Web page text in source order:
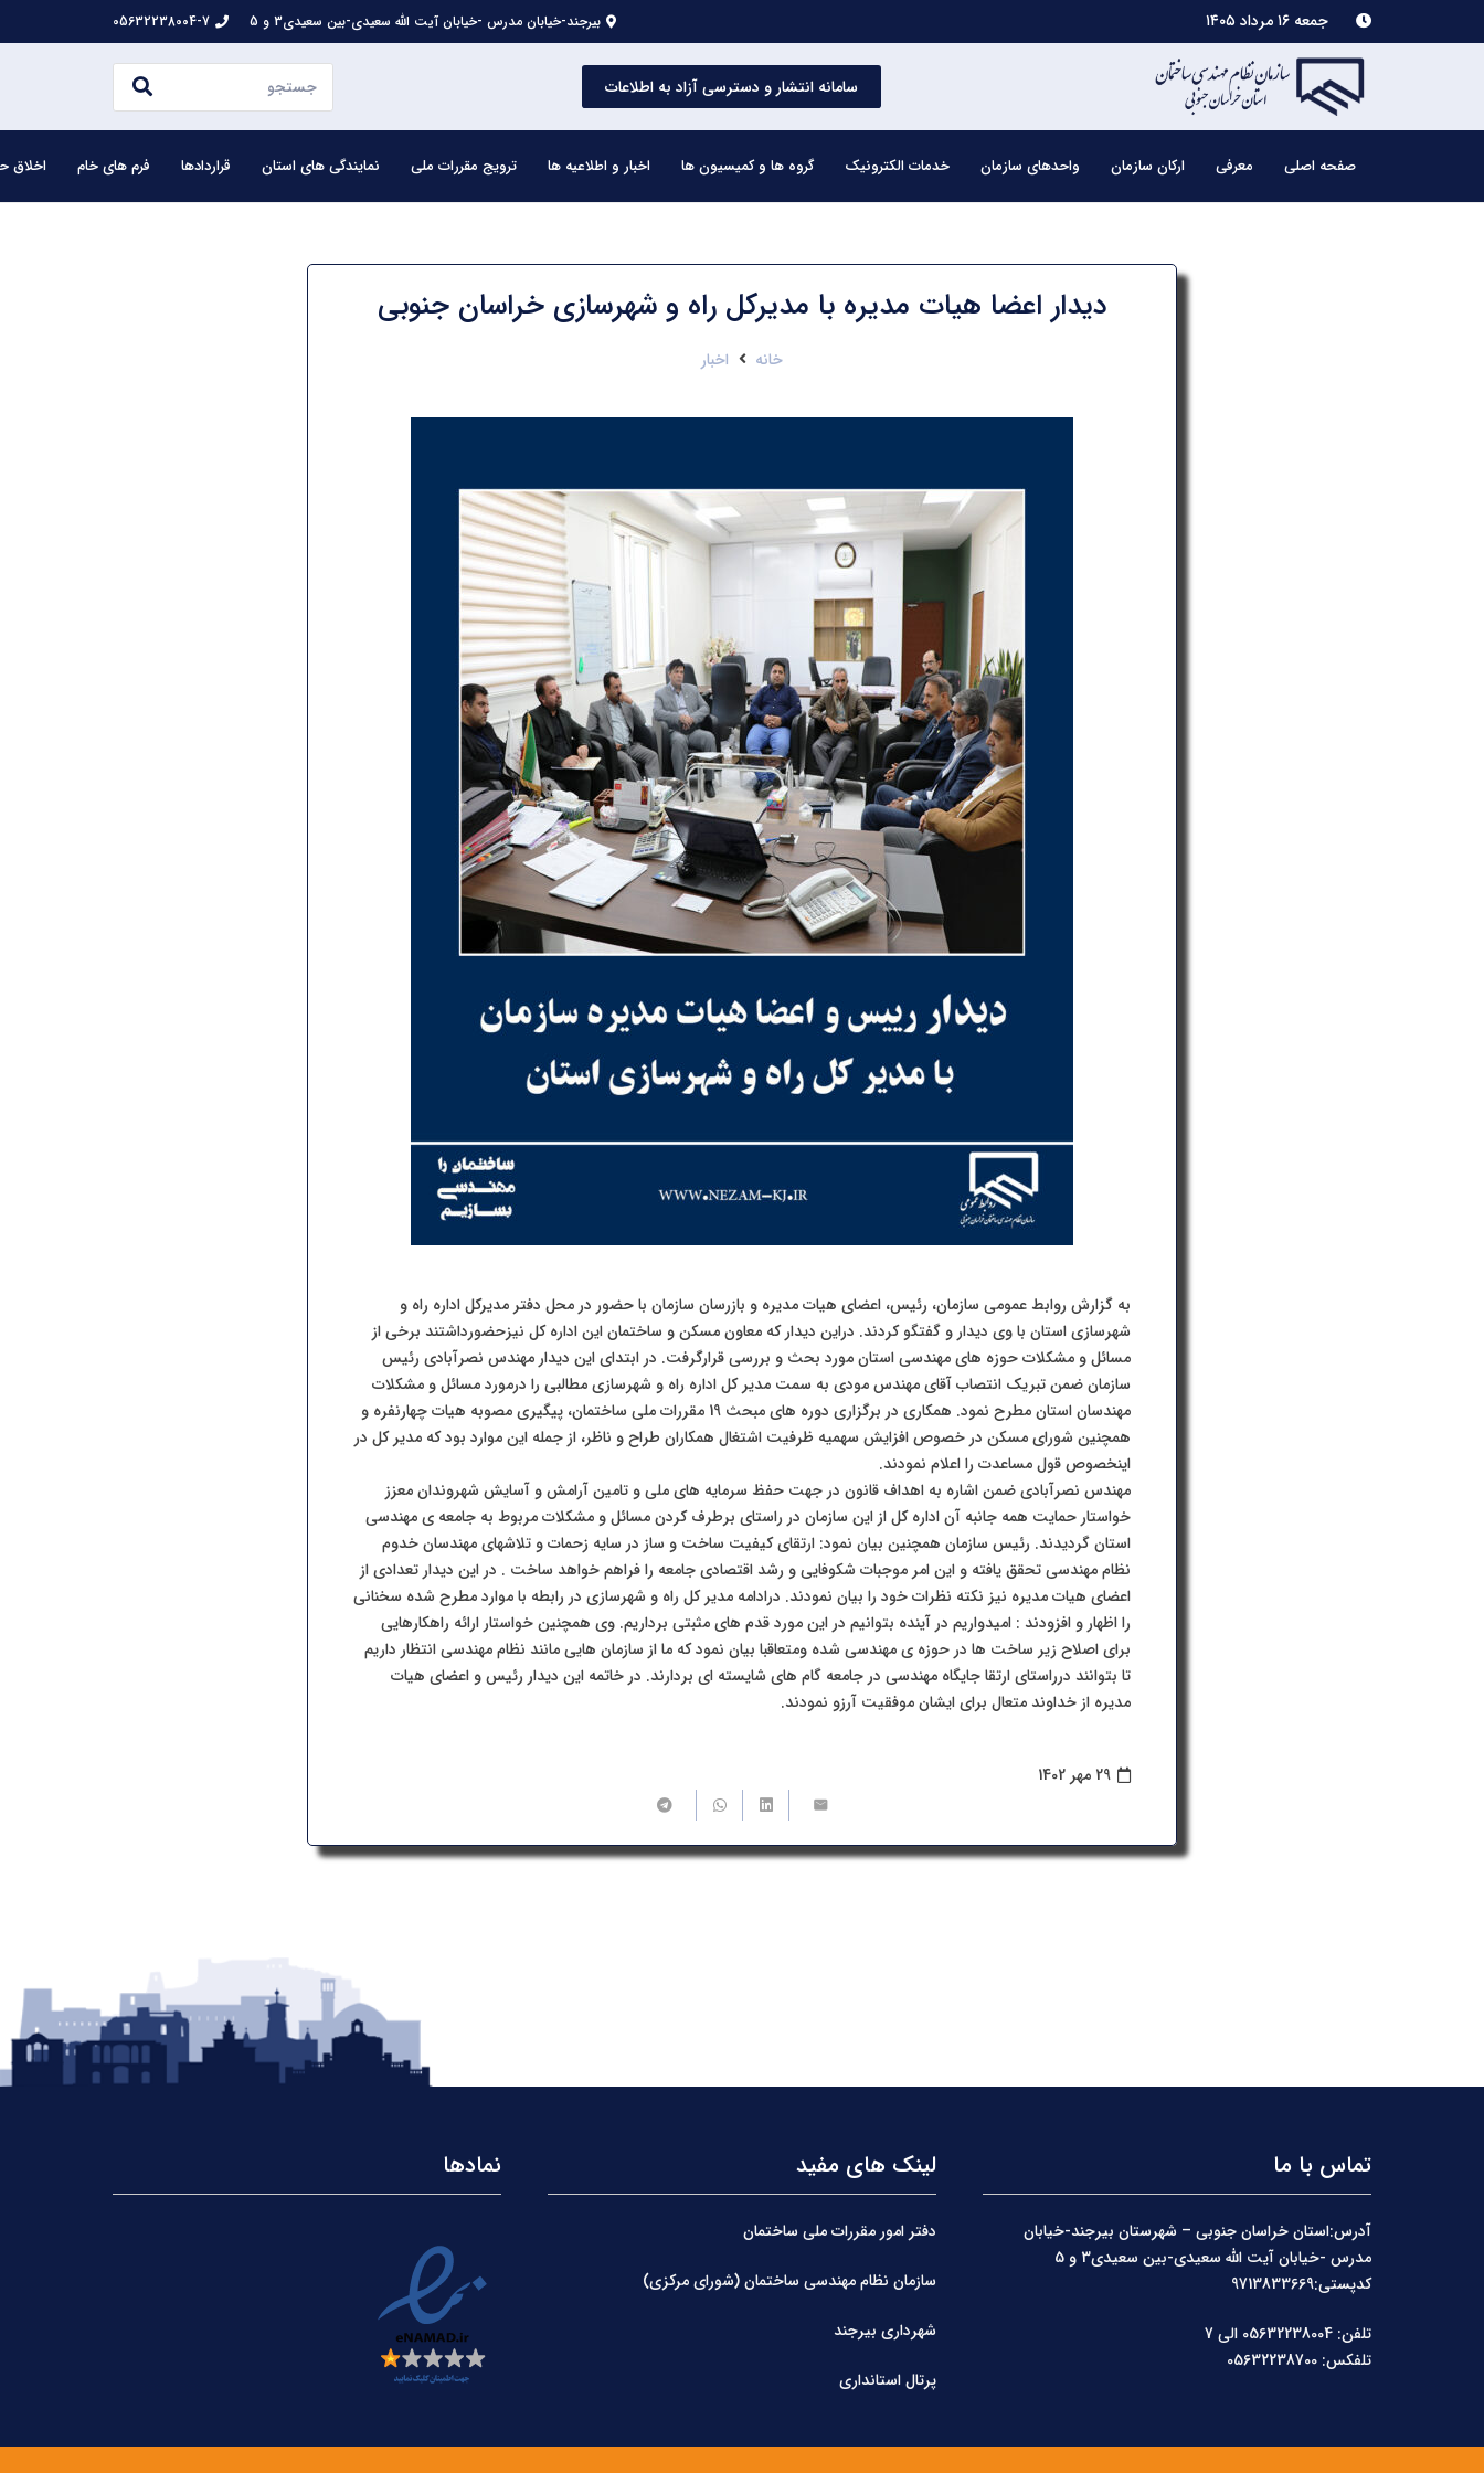
جمعه ۱۶ مرداد ۱۴۰۵ بیرجند-خیابان مدرس -خیابان آیت الله سعیدی-بین سعیدی3 و 5 05632238004-7
سامانه انتشار و دسترسی آزاد به اطلاعات
صفحه اصلی معرفی ارکان سازمان واحدهای سازمان خدمات الکترونیک گروه ها و کمیسیون ها اخبار و اطلاعیه ها ترویج مقررات ملی نمایندگی های استان قراردادها فرم های خام اخلاق
دیدار اعضا هیات مدیره با مدیرکل راه و شهرسازی خراسان جنوبی
خانه اخبار
به گزارش روابط عمومی سازمان، رئیس، اعضای هیات مدیره و بازرسان سازمان با حضور در محل دفتر مدیرکل اداره راه و
شهرسازی استان با وی دیدار و گفتگو کردند. دراین دیدار که معاون مسکن و ساختمان این اداره کل نیزحضورداشتند برخی از
مسائل و مشکلات حوزه های مهندسی استان مورد بحث و بررسی قرارگرفت. در ابتدای این دیدار مهندس نصرآبادی رئیس
سازمان ضمن تبریک انتصاب آقای مهندس مودی به سمت مدیر کل اداره راه و شهرسازی مطالبی را درمورد مسائل و مشکلات
مهندسان استان مطرح نمود. همکاری در برگزاری دوره های مبحث 19 مقررات ملی ساختمان، پیگیری مصوبه هیات چهارنفره و
همچنین شورای مسکن در خصوص افزایش سهمیه ظرفیت اشتغال همکاران طراح و ناظر، از جمله این موارد بود که مدیر کل در
اینخصوص قول مساعدت را اعلام نمودند.
مهندس نصرآبادی ضمن اشاره به اهداف قانون در جهت حفظ سرمایه های ملی و تامین آرامش و آسایش شهروندان معزز
خواستار حمایت همه جانبه آن اداره کل از این سازمان در راستای برطرف کردن مسائل و مشکلات مربوط به جامعه ی مهندسی
استان گردیدند. رئیس سازمان همچنین بیان نمود: ارتقای کیفیت ساخت و ساز در سایه زحمات و تلاشهای مهندسان خدوم
نظام مهندسی تحقق یافته و این امر موجبات شکوفایی و رشد اقتصادی جامعه را فراهم خواهد ساخت . در این دیدار تعدادی از
اعضای هیات مدیره نیز نکته نظرات خود را بیان نمودند. درادامه مدیر کل راه و شهرسازی در رابطه با موارد مطرح شده سخنانی
را اظهار و افزودند : امیدواریم در آینده بتوانیم در این مورد قدم های مثبتی برداریم. وی همچنین خواستار ارائه راهکارهایی
برای اصلاح زیر ساخت ها در حوزه ی مهندسی شده ومتعاقبا بیان نمود که ما از سازمان هایی مانند نظام مهندسی انتظار داریم
تا بتوانند درراستای ارتقا جایگاه مهندسی در جامعه گام های شایسته ای بردارند. در خاتمه این دیدار رئیس و اعضای هیات
مدیره از خداوند متعال برای ایشان موفقیت آرزو نمودند.
29 مهر 1402
تماس با ما
آدرس:استان خراسان جنوبی – شهرستان بیرجند-خیابان
کدپستی:9713833669
تلفن: 05632238004 الی 7
تلفکس: 05632238700
لینک های مفید
دفتر امور مقررات ملی ساختمان
سازمان نظام مهندسی ساختمان (شورای مرکزی)
شهرداری بیرجند
پرتال استانداری
نمادها